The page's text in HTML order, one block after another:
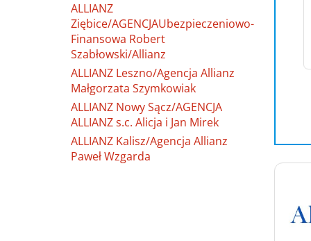
ALLIANZ
Ziębice/AGENCJAUbezpieczeniowo-
Finansowa Robert
Szabłowski/Allianz
ALLIANZ Leszno/Agencja Allianz
Małgorzata Szymkowiak
ALLIANZ Nowy Sącz/AGENCJA
ALLIANZ s.c. Alicja i Jan Mirek
ALLIANZ Kalisz/Agencja Allianz
Paweł Wzgarda